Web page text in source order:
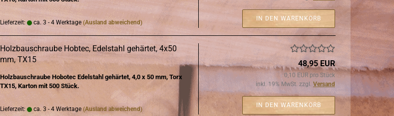
Lieferzeit: ca. 3 - 4 Werktage (Ausland abweichend)
IN DEN WARENKORB
Holz­bau­schrau­be Hob­tec, Edel­stahl ge­här­tet, 4x50
mm, TX15
Holz­bau­schrau­be Ho­bo­tec Edel­stahl ge­här­tet, 4,0 x 50 mm, Torx
TX15, Kar­ton mit 500 Stück.
Lieferzeit: ca. 3 - 4 Werktage (Ausland abweichend)
48,95 EUR
0,10 EUR pro Stück
inkl. 19% MwSt. zzgl. Versand
IN DEN WARENKORB